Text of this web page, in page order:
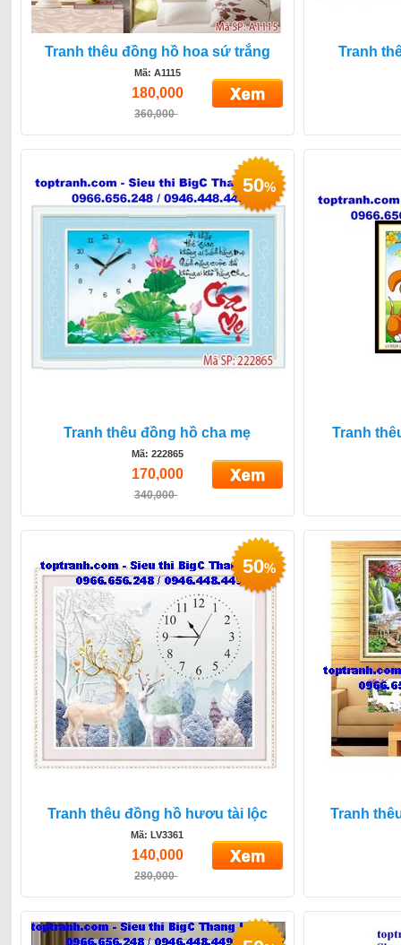
Tranh thêu đồng hồ hoa sứ trắng
Mã: A1115
180,000
360,000
Tranh
Tranh thêu đồng hồ cha mẹ
Mã: 222865
170,000
340,000
50%
Tranh
Tranh thêu đồng hồ hươu tài lộc
Mã: LV3361
140,000
280,000
50%
Tranh